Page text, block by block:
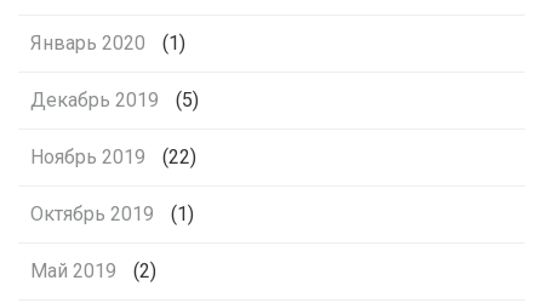
Январь 2020 (1)
Декабрь 2019 (5)
Ноябрь 2019 (22)
Октябрь 2019 (1)
Май 2019 (2)